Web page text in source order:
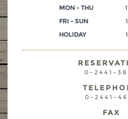
MON - THU
FRI - SUN
HOLIDAY
0-2441-
0-2441-
FAX